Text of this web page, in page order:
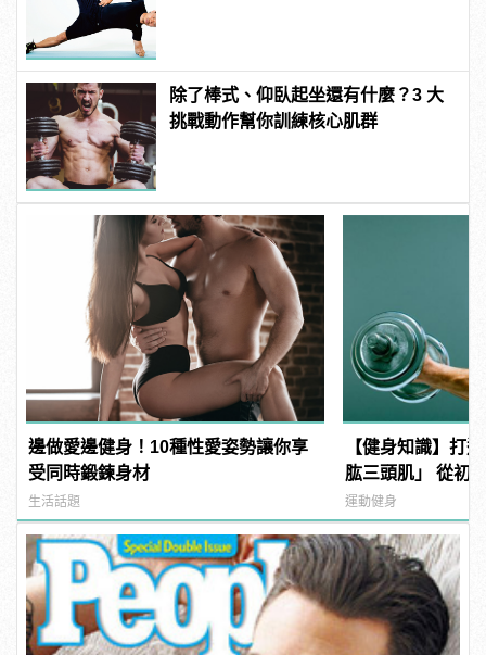
除了棒式、仰臥起坐還有什麼？3 大
挑戰動作幫你訓練核心肌群
邊做愛邊健身！10種性愛姿勢讓你享
受同時鍛鍊身材
生活話題
【健身知識】打
肱三頭肌」 從初
臂
運動健身